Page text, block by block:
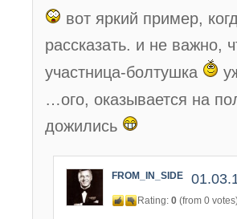
вот яркий пример,
рассказать. и не важно,
участница-болтушка
…ого, оказывается на
дожились
FROM_IN_SIDE
Rating: 0 (from 0